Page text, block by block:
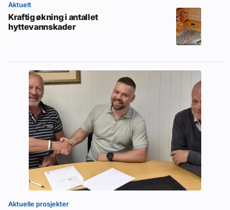
Aktuelt
Kraftig økning i antallet
hyttevannskader
Aktuelle prosjekter